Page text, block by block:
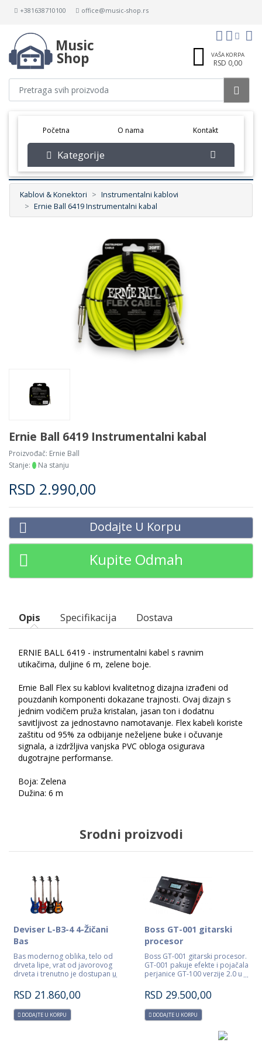
+381638710100 office@music-shop.rs
Music
Shop VAŠA KORPA
RSD 0,00
Početna(current) O nama Kontakt
Kategorije
Kablovi & Konektori
Instrumentalni kablovi
Ernie Ball 6419 Instrumentalni kabal
Ernie Ball 6419 Instrumentalni kabal
Proizvođač: Ernie Ball
Stanje:
Na stanju
RSD 2.990,00
Dodajte U Korpu
Kupite Odmah
Opis Specifikacija Dostava
ERNIE BALL 6419 - instrumentalni kabel s ravnim
utikačima, duljine 6 m, zelene boje.
Ernie Ball Flex su kablovi kvalitetnog dizajna izrađeni od
pouzdanih komponenti dokazane trajnosti. Ovaj dizajn s
jednim vodičem pruža kristalan, jasan ton i dodatnu
savitljivost za jednostavno namotavanje. Flex kabeli koriste
zaštitu od 95% za odbijanje neželjene buke i očuvanje
signala, a izdržljiva vanjska PVC obloga osigurava
dugotrajne performanse.
Boja: Zelena
Dužina: 6 m
Srodni proizvodi
Deviser L-B3-4 4-Žičani
Bas
Bas modernog oblika, telo od
drveta lipe, vrat od javorovog
drveta i trenutno je dostupan u
RSD 21.860,00
DODAJTE U KORPU
Boss GT-001 gitarski
procesor
Boss GT-001 gitarski procesor.
GT-001 pakuje efekte i pojačala
perjanice GT-100 verzije 2.0 u
vaš kućni studio. Male
dimenzije mu omogućuju da
bude smešten na bilo koje
radno mesto. Dok intuitivni
jednostavno dolaženje do
RSD 29.500,00
DODAJTE U KORPU